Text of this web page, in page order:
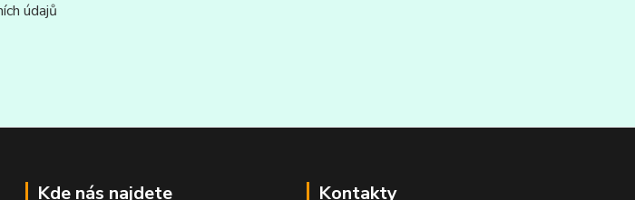
údajů
Kde nás najdete Kontakty